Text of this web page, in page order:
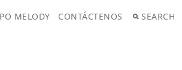
MELODY CONTÁCTENOS SEARCH